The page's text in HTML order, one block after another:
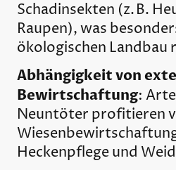
Schadinsekten (z. B.
Raupen), was
ökologischen Landbau
Abhängigkeit von
Bewirtschaftung:
Neuntöter profitieren
Heckenpflege und